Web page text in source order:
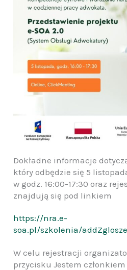
Dokładne informacje
który odbędzie się 5
w godz. 16:00-17:30 oraz
znajdują się pod linkiem
https://nra.e-
soa.pl/szkolenia/
W celu rejestracji
przycisku Jestem